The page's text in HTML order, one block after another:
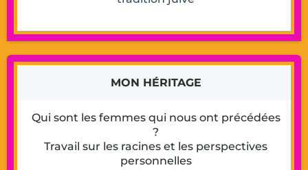
MON HÉRITAGE
Qui sont les femmes qui nous ont précédées
?
Travail sur les racines et les perspectives
personnelles